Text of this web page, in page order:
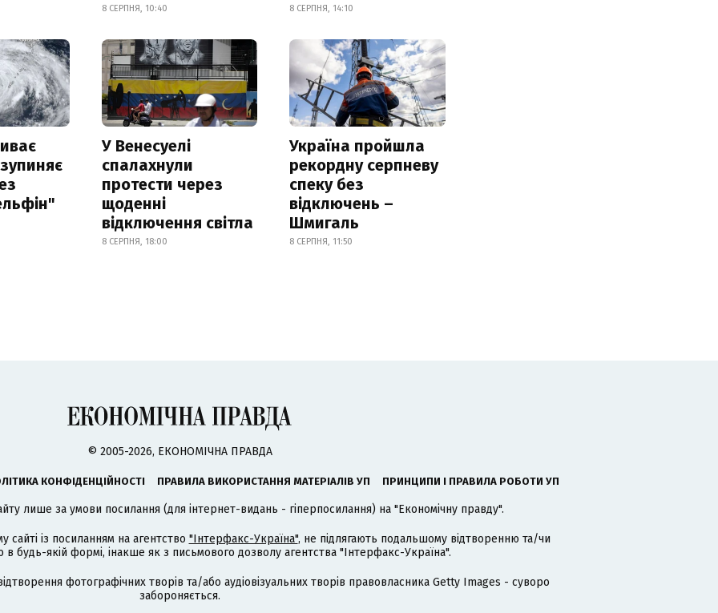
8 СЕРПНЯ, 10:40 8 СЕРПНЯ, 14:10
У Венесуелі
спалахнули
протести через
щоденні
відключення світла
8 СЕРПНЯ, 18:00
Україна пройшла
рекордну серпневу
спеку без
відключень –
Шмигаль
8 СЕРПНЯ, 11:50
© 2005-2026, ЕКОНОМІЧНА ПРАВДА
КОНФІДЕНЦІЙНОСТІ ПРАВИЛА ВИКОРИСТАННЯ МАТЕРІАЛІВ УП ПРИНЦИПИ І ПРАВИЛА РОБОТИ УП
лише за умови посилання (для інтернет-видань - гіперпосилання) на "Економічну правду".
сайті із посиланням на агентство "Інтерфакс-Україна", не підлягають подальшому відтворенню та/чи
будь-якій формі, інакше як з письмового дозволу агентства "Інтерфакс-Україна".
фотографічних творів та/або аудіовізуальних творів правовласника Getty Images - суворо
забороняється.